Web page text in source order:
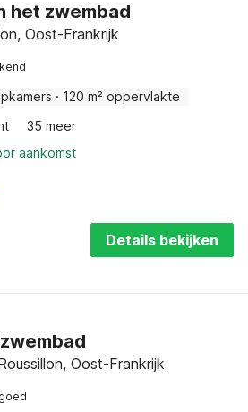
het zwembad
Oost-Frankrijk
· 120 m² oppervlakte
35 meer
aankomst
Details bekijken
Oost-Frankrijk